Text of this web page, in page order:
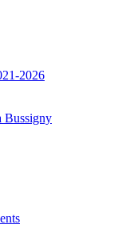
2026
Bussigny